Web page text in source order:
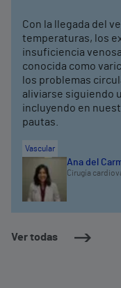
Ver todas
Con la llegada del
temperaturas, los
insuficiencia
conocida como
los problemas
aliviarse siguiendo
incluyendo en
pautas.
Vascular
Ana del
Cirugía